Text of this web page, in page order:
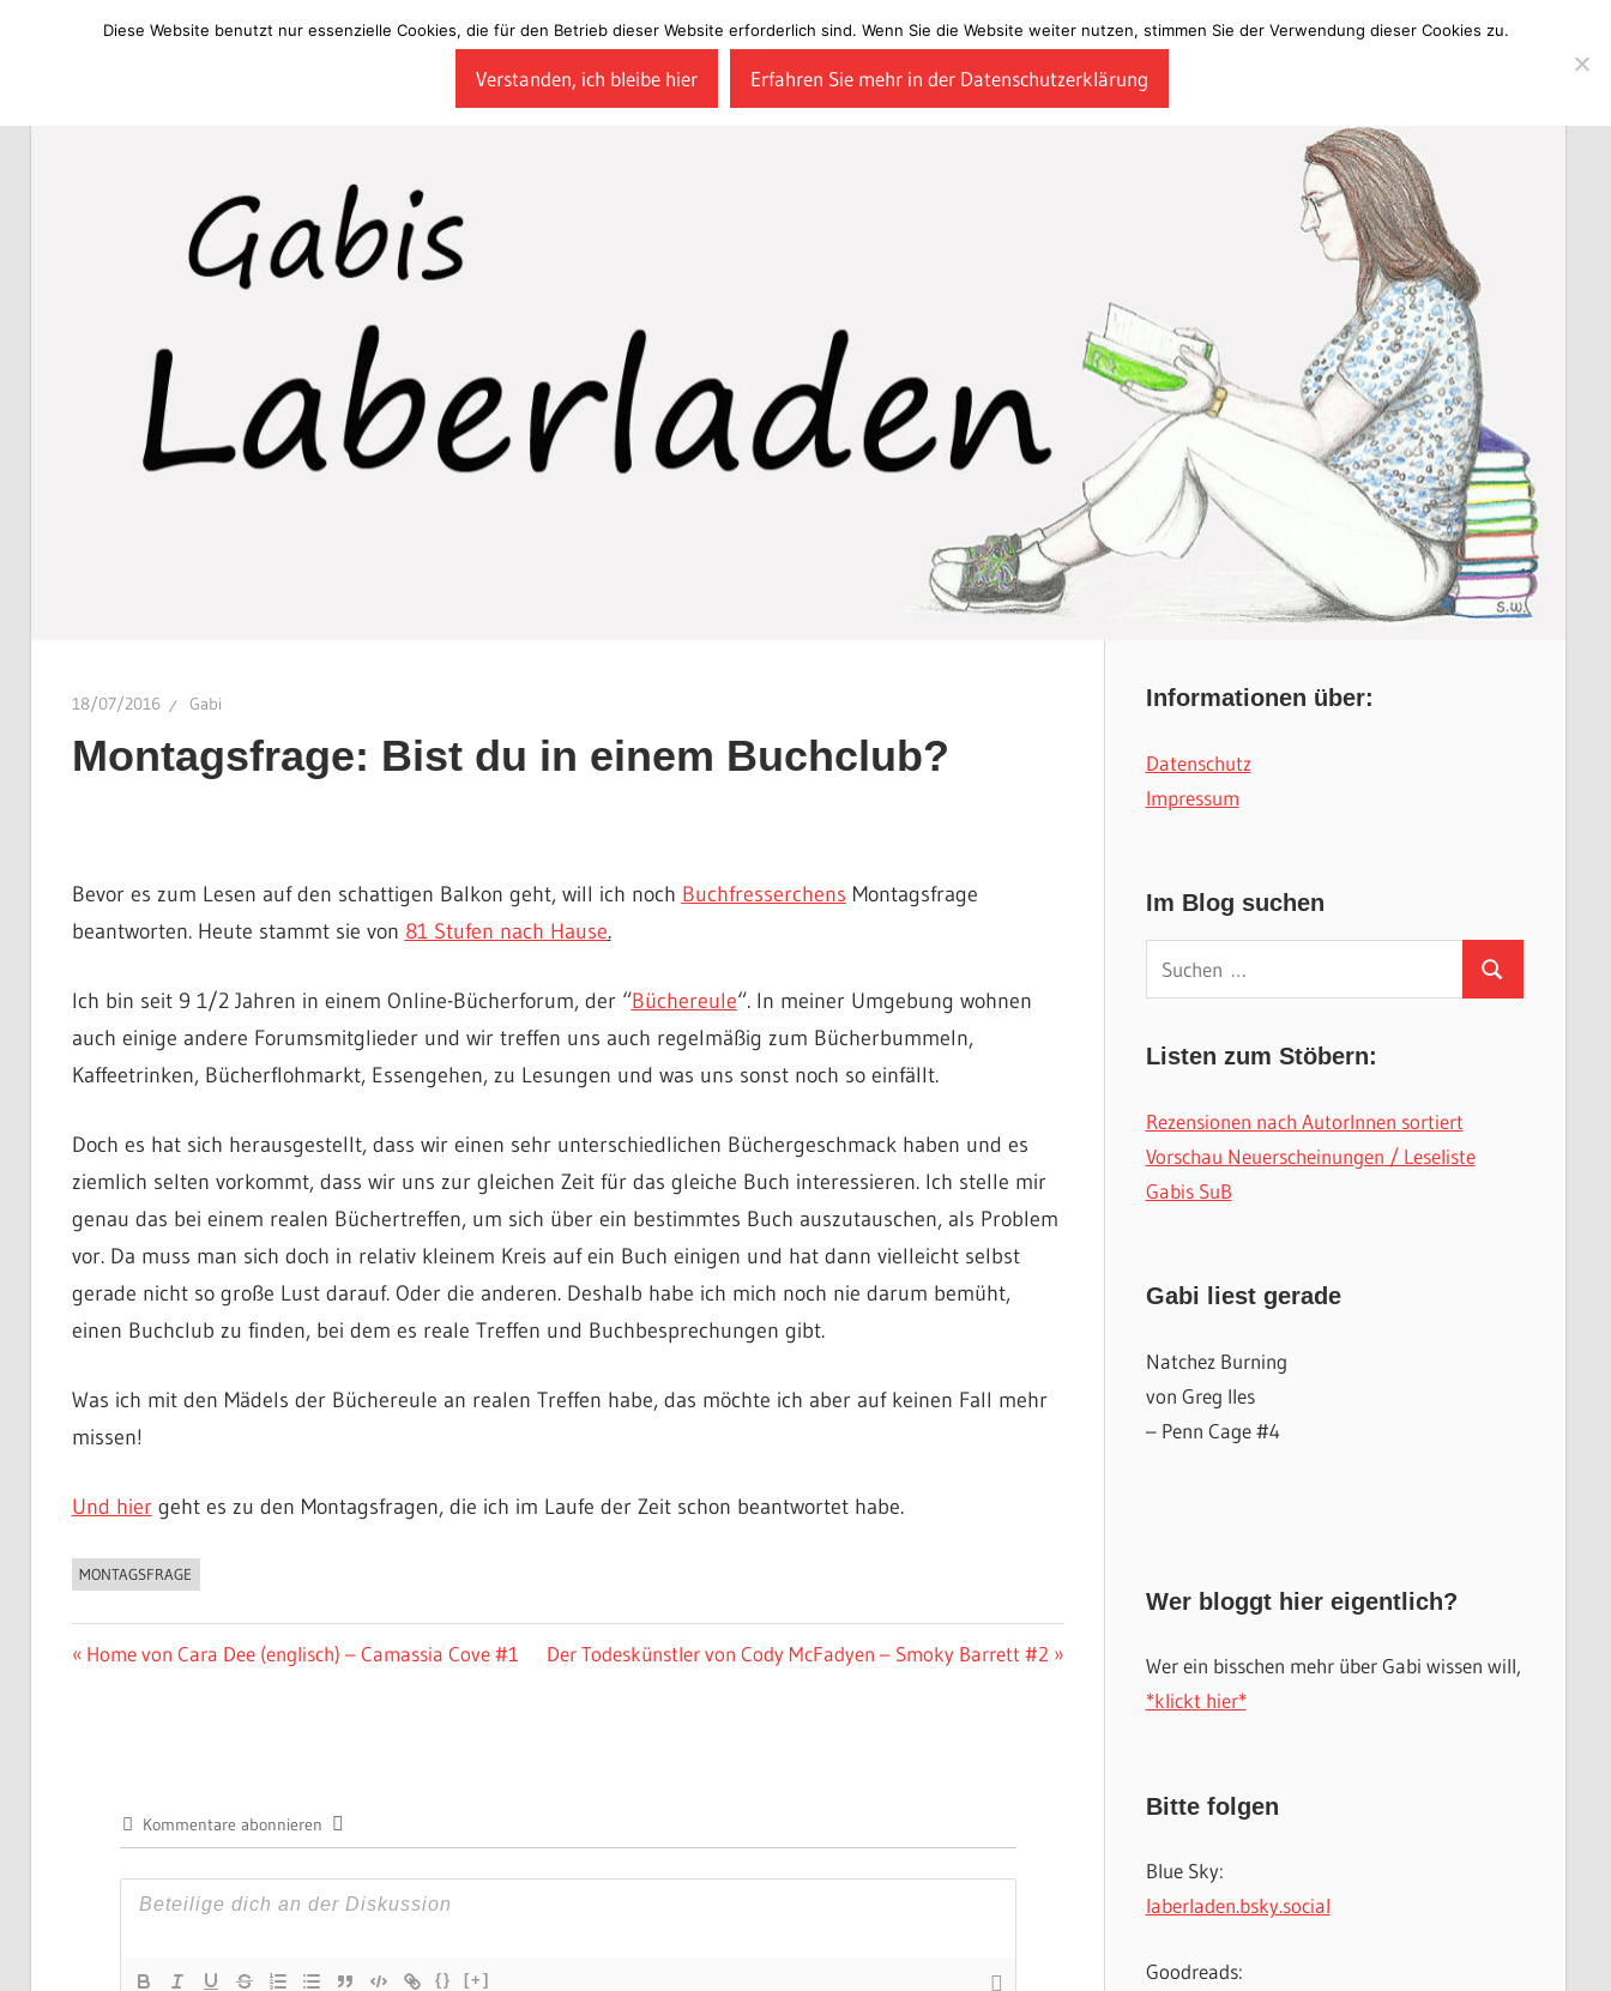
18/07/2016 Gabi
Montagsfrage: Bist du in einem Buchclub?
Bevor es zum Lesen auf den schattigen Balkon geht, will ich noch Buchfresserchens Montagsfrage
beantworten. Heute stammt sie von 81 Stufen nach Hause.
Ich bin seit 9 1/2 Jahren in einem Online-Bücherforum, der “Büchereule“. In meiner Umgebung wohnen
auch einige andere Forumsmitglieder und wir treffen uns auch regelmäßig zum Bücherbummeln,
Kaffeetrinken, Bücherflohmarkt, Essengehen, zu Lesungen und was uns sonst noch so einfällt.
Doch es hat sich herausgestellt, dass wir einen sehr unterschiedlichen Büchergeschmack haben und es
ziemlich selten vorkommt, dass wir uns zur gleichen Zeit für das gleiche Buch interessieren. Ich stelle mir
genau das bei einem realen Büchertreffen, um sich über ein bestimmtes Buch auszutauschen, als Problem
vor. Da muss man sich doch in relativ kleinem Kreis auf ein Buch einigen und hat dann vielleicht selbst
gerade nicht so große Lust darauf. Oder die anderen. Deshalb habe ich mich noch nie darum bemüht,
einen Buchclub zu finden, bei dem es reale Treffen und Buchbesprechungen gibt.
Was ich mit den Mädels der Büchereule an realen Treffen habe, das möchte ich aber auf keinen Fall mehr
missen!
Und hiergeht es zu den Montagsfragen, die ich im Laufe der Zeit schon beantwortet habe.
BUCHIGES
MONTAGSFRAGE
Beitragsnavigation
Vorheriger
Home von Cara Dee (englisch) – Camassia Cove #1
Nächster
Der Todeskünstler von Cody McFadyen – Smoky Barrett #2
Kommentare abonnieren
{} [+]
Informationen über:
Datenschutz
Impressum
Im Blog suchen
Suchen
nach:
Suchen
Listen zum Stöbern:
Rezensionen nach AutorInnen sortiert
Vorschau Neuerscheinungen / Leseliste
Gabis SuB
Gabi liest gerade
Natchez Burning
von Greg Iles
– Penn Cage #4
Wer bloggt hier eigentlich?
Wer ein bisschen mehr über Gabi wissen will,
*klickt hier*
Bitte folgen
Blue Sky:
laberladen.bsky.social
Goodreads:
Diese Website benutzt nur essenzielle Cookies, die für den Betrieb dieser Website erforderlich sind. Wenn Sie die Website weiter nutzen, stimmen Sie der Verwendung dieser Cookies zu.
Verstanden, ich bleibe hier Erfahren Sie mehr in der Datenschutzerklärung